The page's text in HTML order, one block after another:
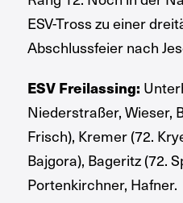
ESV-Tross zu einer
Abschlussfeier nach
ESV Freilassing:
Niederstraßer, Wieser,
Frisch), Kremer (72.
Bajgora), Bageritz (72.
Portenkirchner, Hafner.